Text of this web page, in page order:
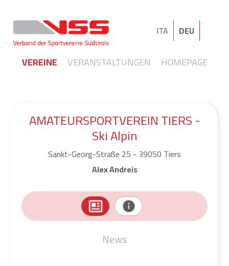
ITA DEU
VEREINE VERANSTALTUNGEN HOMEPAGE
AMATEURSPORTVEREIN TIERS -
Ski Alpin
Sankt-Georg-Straße 25 - 39050 Tiers
Alex Andreis
News